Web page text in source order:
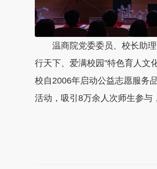
温商院党委委员、校长助理
行天下、爱满校园”特色育人文
校自2006年启动公益志愿服务
活动，吸引8万余人次师生参与